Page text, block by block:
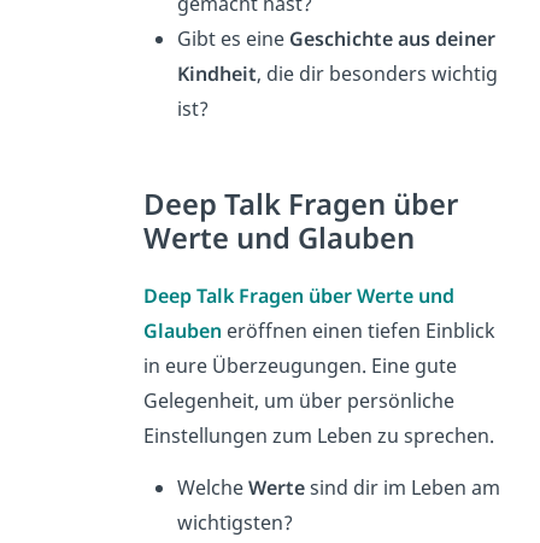
Gibt es eine Geschichte aus deiner
Kindheit, die dir besonders wichtig
ist?
Deep Talk Fragen über
Werte und Glauben
Deep Talk Fragen über Werte und
Glauben eröffnen einen tiefen Einblick
in eure Überzeugungen. Eine gute
Gelegenheit, um über persönliche
Einstellungen zum Leben zu sprechen.
WelcheWertesind dir im Leben am
wichtigsten?